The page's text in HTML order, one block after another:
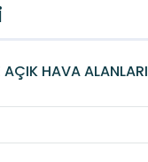
AÇIK HAVA ALANLARI